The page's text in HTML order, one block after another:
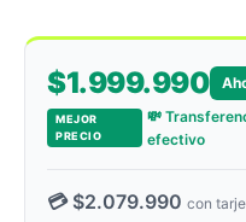
$1.999.990
MEJOR
PRECIO
💸
efectivo
💳 $2.079.990 con